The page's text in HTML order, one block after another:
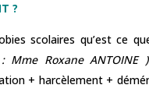
?
scolaires qu’est ce
Mme Roxane ANTOINE
+ harcèlement +